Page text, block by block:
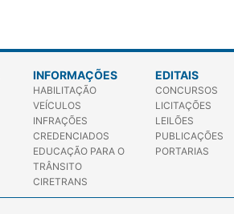
INFORMAÇÕES
HABILITAÇÃO
VEÍCULOS
INFRAÇÕES
CREDENCIADOS
EDUCAÇÃO PARA O
TRÂNSITO
CIRETRANS
EDITAIS
CONCURSOS
LICITAÇÕES
LEILÕES
PUBLICAÇÕES
PORTARIAS